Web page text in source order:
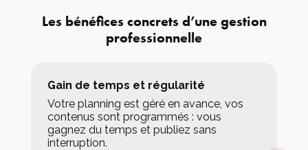
Les bénéfices concrets d’une gestion
professionnelle
Gain de temps et régularité
Votre planning est géré en avance, vos
contenus sont programmés : vous
gagnez du temps et publiez sans
interruption.